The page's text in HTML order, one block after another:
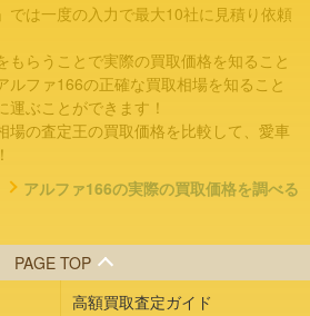
では一度の入力で最大10社に見積り依頼
もらうことで実際の買取価格を知ること
ルファ166の正確な買取相場を知ること
ぶことができます！
場の査定王の買取価格を比較して、愛車
アルファ166の実際の買取価格を調べる
PAGE TOP
高額買取査定ガイド